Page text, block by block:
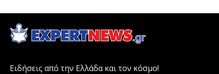
Ειδήσεις από την Ελλάδα και τον κόσμο!